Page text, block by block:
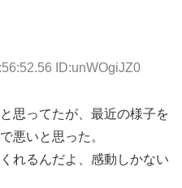
ID:unWOgiJZ0
思ってたが、最近の様子を
悪いと思った。
れるんだよ、感動しかない